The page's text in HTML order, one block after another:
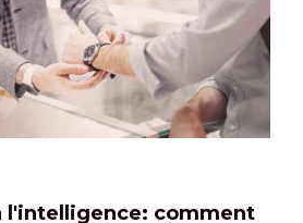
l'intelligence: comment